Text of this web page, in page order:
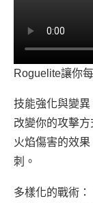
Roguelite讓你
技能強化與變
改變你的攻擊
火焰傷害的效
刺。
多樣化的戰術